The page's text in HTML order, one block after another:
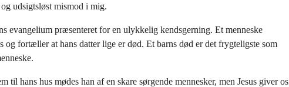
udsigtsløst mismod i mig.
evangelium præsenteret for en ulykkelig kendsgerning. Et menneske
og fortæller at hans datter lige er død. Et barns død er det frygteligste som
til hans hus mødes han af en skare sørgende mennesker, men Jesus giver os